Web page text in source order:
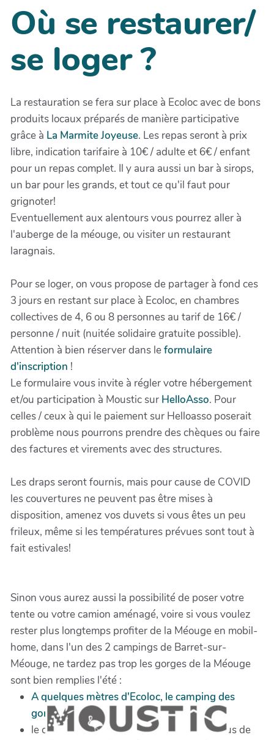
Où se restaurer/
se loger ?
La restauration se fera sur place à Ecoloc avec de bons
produits locaux préparés de manière participative
grâce à La Marmite Joyeuse. Les repas seront à prix
libre, indication tarifaire à 10€ / adulte et 6€ / enfant
pour un repas complet. Il y aura aussi un bar à sirops,
un bar pour les grands, et tout ce qu'il faut pour
grignoter!
Eventuellement aux alentours vous pourrez aller à
l'auberge de la méouge, ou visiter un restaurant
laragnais.
Pour se loger, on vous propose de partager à fond ces
3 jours en restant sur place à Ecoloc, en chambres
collectives de 4, 6 ou 8 personnes au tarif de 16€ /
personne / nuit (nuitée solidaire gratuite possible).
Attention à bien réserver dans leformulaire
d'inscription !
Le formulaire vous invite à régler votre hébergement
et/ou participation à Moustic sur HelloAsso. Pour
celles / ceux à qui le paiement sur Helloasso poserait
problème nous pourrons prendre des chèques ou faire
des factures et virements avec des structures.
Les draps seront fournis, mais pour cause de COVID
les couvertures ne peuvent pas être mises à
disposition, amenez vos duvets si vous êtes un peu
frileux, même si les températures prévues sont tout à
fait estivales!
Sinon vous aurez aussi la possibilité de poser votre
tente ou votre camion aménagé, voire si vous voulez
rester plus longtemps profiter de la Méouge en mobil-
home, dans l'un des 2 campings de Barret-sur-
Méouge, ne tardez pas trop les gorges de la Méouge
sont bien remplies l'été :
A quelques mètres d'Ecoloc, le camping des
gorges la Méouge
le camping de la Fontaine, un peu au-dessus de